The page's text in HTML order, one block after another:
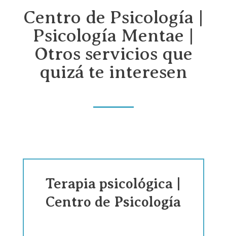
Centro de Psicología |
Psicología Mentae |
Otros servicios que
quizá te interesen
Terapia psicológica |
Centro de Psicología